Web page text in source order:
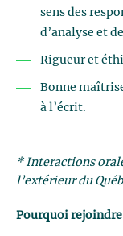
sens des
d’analyse et
Rigueur et
Bonne
à l’écrit.
* Interactions
l’extérieur du
Pourquoi rejoindre